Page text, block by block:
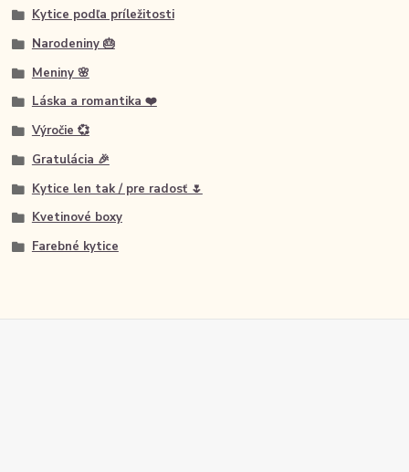
Kytice podľa príležitosti
Narodeniny 🎂
Meniny 🌸
Láska a romantika ❤️
Výročie 💞
Gratulácia 🎉
Kytice len tak / pre radosť 🌷
Kvetinové boxy
Farebné kytice